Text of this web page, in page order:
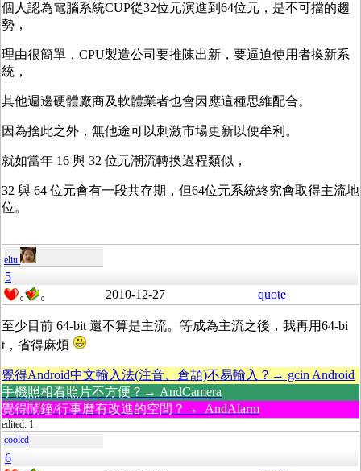
個人認為電腦系統CUP從32位元演進到64位元，是不可擋的趨
勢，
理由很簡單，CPU製造公司要推陳出新，要逼迫使用者換新系
統，
其他週邊硬體廠商及軟體業者也會因應這種思維配合。
因為捨此之外，無他途可以刺激市場更新以便牟利。
就如當年 16 與 32 位元潮流轉換過程類似，
32 與 64 位元會有一段共存期，但64位元系統終究會取得主流地
位。
eliu
5
0 0 2010-12-27 quote
至少目前 64-bit 還不算是主流。等成為主流之後，我再用64-bi
t，省得麻煩
覺得Android中文輸入法(注音、倉頡)不易輸入？→ gcin Android
手機照相看照片不方便？→ AndCamera
覺得鬧鐘/行事曆有改進的空間？→ AndAlarm
edited: 1
coolcd
6